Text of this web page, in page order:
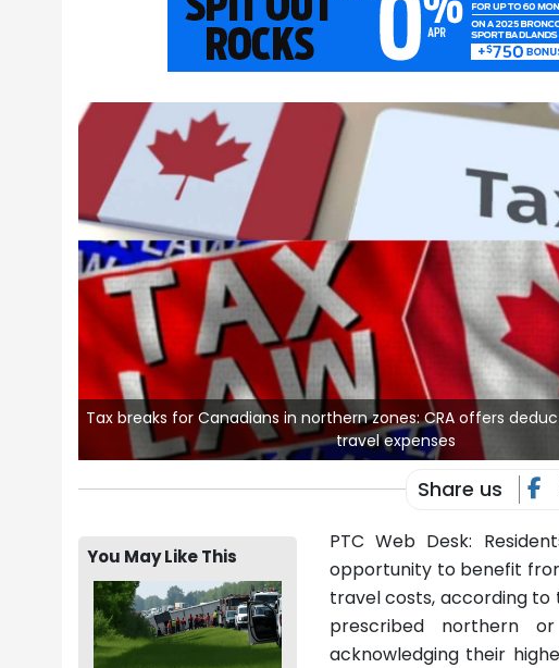
Tax breaks for Canadians in northern zones: CRA offers
travel expenses
Share us
You May Like This
PTC Web Desk:
opportunity to benefit
travel costs, according to
prescribed northern
acknowledging their